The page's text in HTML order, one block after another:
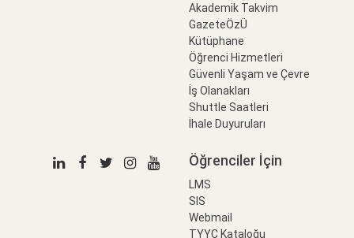
Akademik Takvim
GazeteÖzÜ
Kütüphane
Öğrenci Hizmetleri
Güvenli Yaşam ve Çevre
İş Olanakları
Shuttle Saatleri
İhale Duyuruları
Öğrenciler İçin
LMS
SIS
Webmail
TYYÇ Kataloğu